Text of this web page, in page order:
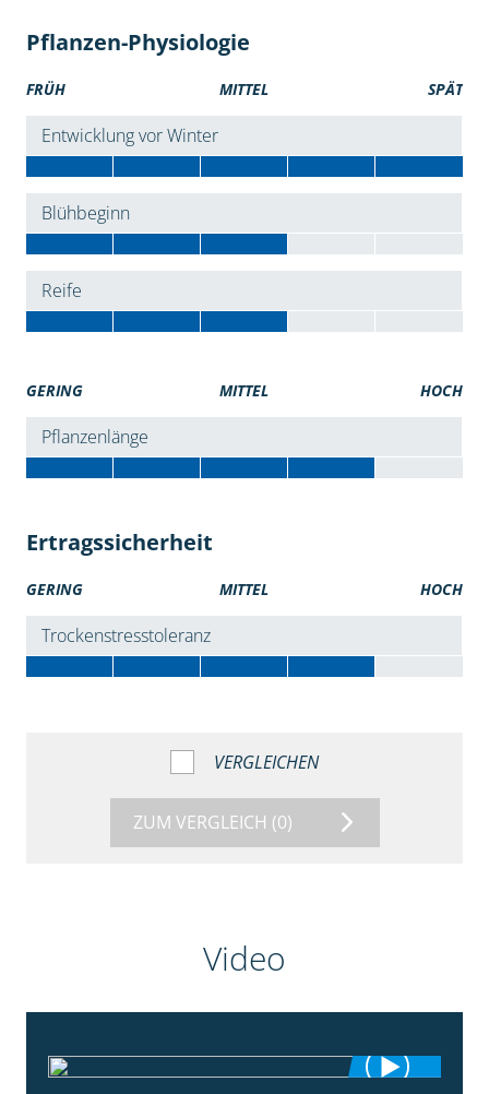
Pflanzen-Physiologie
FRÜH MITTEL SPÄT
Entwicklung vor Winter
Blühbeginn
Reife
GERING MITTEL HOCH
Pflanzenlänge
Ertragssicherheit
GERING MITTEL HOCH
Trockenstresstoleranz
VERGLEICHEN
ZUM VERGLEICH (0)
Video